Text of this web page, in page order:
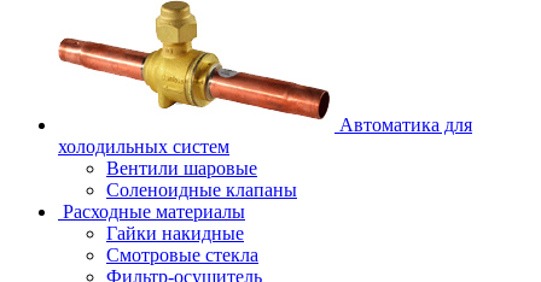
Автоматика для
холодильных систем
Вентили шаровые
Соленоидные клапаны
Расходные материалы
Гайки накидные
Смотровые стекла
Фильтр-осушитель